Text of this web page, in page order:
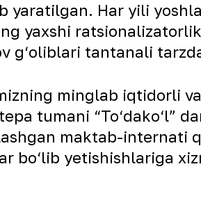
Har yili
yaxshi
g‘oliblari tantanali
minglab iqtidorli
tumani “To‘dako‘l”
maktab-internati
bo‘lib yetishishlariga